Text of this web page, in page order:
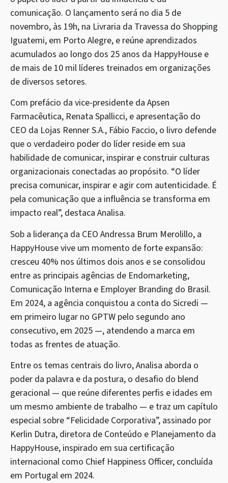
comunicação. O lançamento será no dia 5 de
novembro, às 19h, na Livraria da Travessa do Shopping
Iguatemi, em Porto Alegre, e reúne aprendizados
acumulados ao longo dos 25 anos da HappyHouse e
de mais de 10 mil líderes treinados em organizações
de diversos setores.
Com prefácio da vice-presidente da Apsen
Farmacêutica, Renata Spallicci, e apresentação do
CEO da Lojas Renner S.A., Fábio Faccio, o livro defende
que o verdadeiro poder do líder reside em sua
habilidade de comunicar, inspirar e construir culturas
organizacionais conectadas ao propósito. “O líder
precisa comunicar, inspirar e agir com autenticidade. É
pela comunicação que a influência se transforma em
impacto real”, destaca Analisa.
Sob a liderança da CEO Andressa Brum Merolillo, a
HappyHouse vive um momento de forte expansão:
cresceu 40% nos últimos dois anos e se consolidou
entre as principais agências de Endomarketing,
Comunicação Interna e Employer Branding do Brasil.
Em 2024, a agência conquistou a conta do Sicredi —
em primeiro lugar no GPTW pelo segundo ano
consecutivo, em 2025 —, atendendo a marca em
todas as frentes de atuação.
Entre os temas centrais do livro, Analisa aborda o
poder da palavra e da postura, o desafio do blend
geracional — que reúne diferentes perfis e idades em
um mesmo ambiente de trabalho — e traz um capítulo
especial sobre “Felicidade Corporativa”, assinado por
Kerlin Dutra, diretora de Conteúdo e Planejamento da
HappyHouse, inspirado em sua certificação
internacional como Chief Happiness Officer, concluída
em Portugal em 2024.